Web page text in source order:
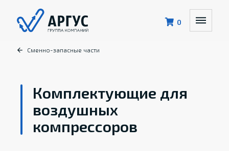
0
Сменно-запасные части
Комплектующие для
воздушных
компрессоров